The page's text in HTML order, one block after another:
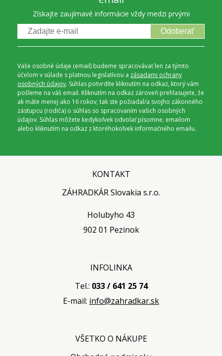
Získajte zaujímavé informácie vždy medzi prvými
Odoberať
Vaše osobné údaje (email) budeme spracovávať len za týmto
účelom v súlade s platnou legislatívou a zásadami ochrany
osobných údajov. Súhlas potvrdíte kliknutím na odkaz, ktorý vám
pošleme na váš email. Kliknutím na odkaz zároveň prehlasujete, že
ak máte menej ako 16 rokov, tak ste požiadal/a svojho zákonného
zástupcu (rodiča) o súhlas so spracovaním vašich osobných
údajov. Súhlas môžete kedykoľvek odvolať písomne, emailom
alebo kliknutím na odkaz z ktoréhokoľvek informačného emailu.
KONTAKT
ZÁHRADKÁR Slovakia s.r.o.
Holubyho 43
902 01 Pezinok
INFOLINKA
Tel.: 033 / 641 25 74
E-mail: info@zahradkar.sk
VŠETKO O NÁKUPE